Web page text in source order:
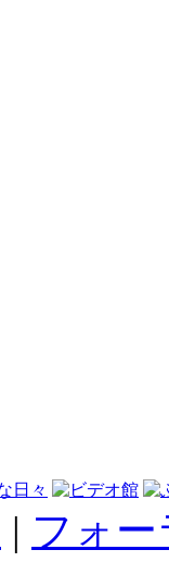
| フォ